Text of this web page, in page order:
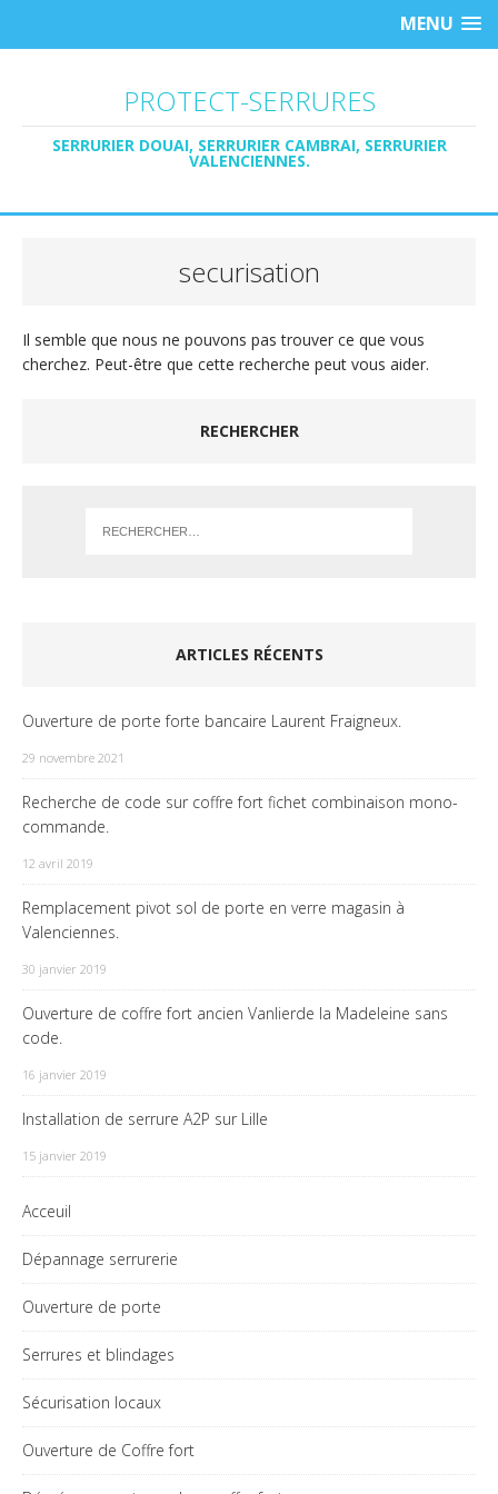
MENU
PROTECT-SERRURES
SERRURIER DOUAI, SERRURIER CAMBRAI, SERRURIER
VALENCIENNES.
securisation
Il semble que nous ne pouvons pas trouver ce que vous
cherchez. Peut-être que cette recherche peut vous aider.
RECHERCHER
ARTICLES RÉCENTS
Ouverture de porte forte bancaire Laurent Fraigneux.
29 novembre 2021
Recherche de code sur coffre fort fichet combinaison mono-
commande.
12 avril 2019
Remplacement pivot sol de porte en verre magasin à
Valenciennes.
30 janvier 2019
Ouverture de coffre fort ancien Vanlierde la Madeleine sans
code.
16 janvier 2019
Installation de serrure A2P sur Lille
15 janvier 2019
Acceuil
Dépannage serrurerie
Ouverture de porte
Serrures et blindages
Sécurisation locaux
Ouverture de Coffre fort